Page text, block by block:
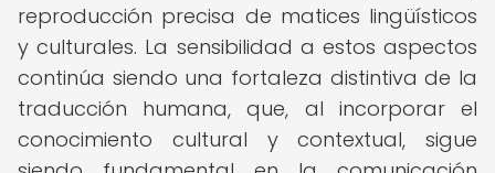
reproducción precisa de matices lingüísticos
y culturales. La sensibilidad a estos aspectos
continúa siendo una fortaleza distintiva de la
traducción humana, que, al incorporar el
conocimiento cultural y contextual, sigue